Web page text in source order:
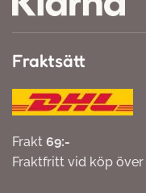
Fraktsätt
Frakt 69:-
Fraktfritt vid köp över